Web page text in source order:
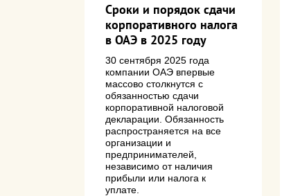
Сроки и порядок сдачи
корпоративного налога
в ОАЭ в 2025 году
30 сентября 2025 года
компании ОАЭ впервые
массово столкнутся с
обязанностью сдачи
корпоративной налоговой
декларации. Обязанность
распространяется на все
организации и
предпринимателей,
независимо от наличия
прибыли или налога к
уплате.